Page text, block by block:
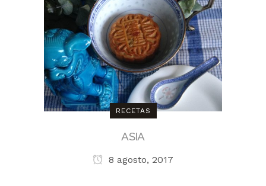
RECETAS
ASIA
8 agosto, 2017